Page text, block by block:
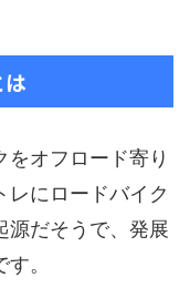
をオフロード寄り
レにロードバイク
源だそうで、発展
。